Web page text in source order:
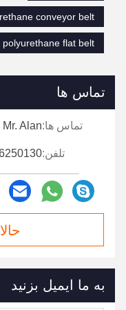
conveyor belt
polyurethane flat belt
تماس ها
تماس ها:Mr. Alan
تلفن:
به ما ایمیل بزنید